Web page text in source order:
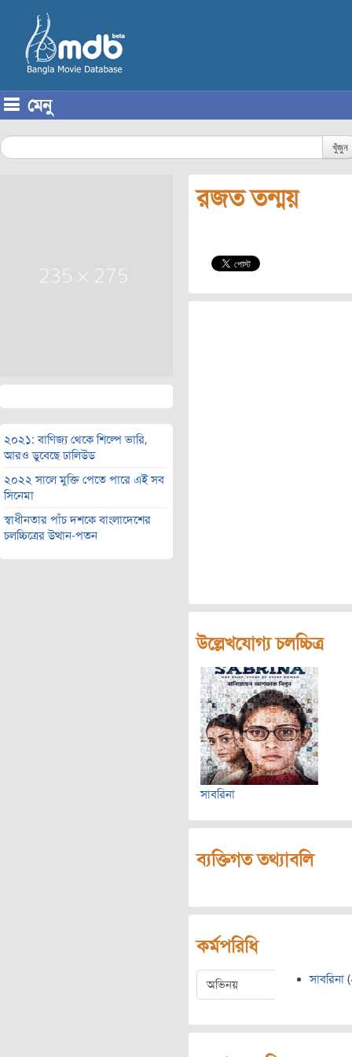
মেনু
খুঁজুন
২০২১: বাণিজ্য থেকে শিল্পে ভারি,
আরও ডুবেছে ঢালিউড
২০২২ সালে মুক্তি পেতে পারে এই সব
সিনেমা
স্বাধীনতার পাঁচ দশকে বাংলাদেশের
চলচ্চিত্রের উত্থান-পতন
রজত তন্ময়
উল্লেখযোগ্য চলচ্চিত্র
সাবরিনা
ব্যক্তিগত তথ্যাবলি
কর্মপরিধি
অভিনয় সাবরিনা (